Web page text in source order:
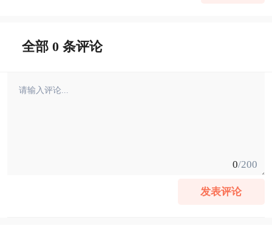
全部 0 条评论
0/200
发表评论